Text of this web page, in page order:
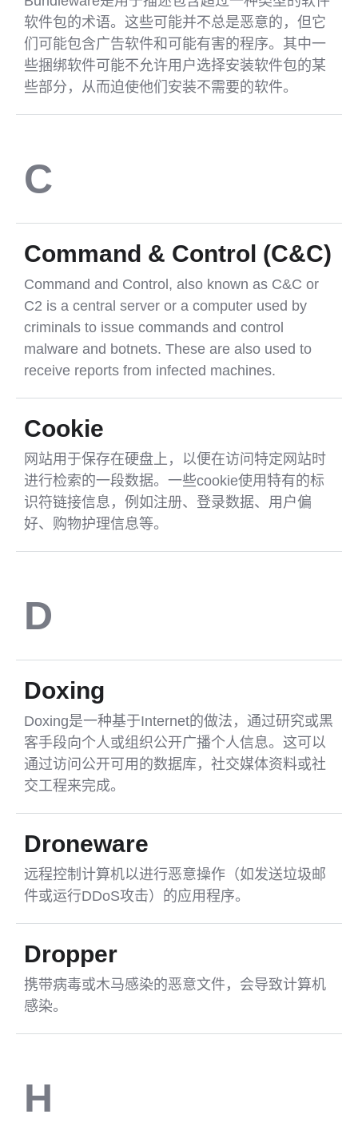
软件包的术语。这些可能并不总是恶意的，但它
们可能包含广告软件和可能有害的程序。其中一
些捆绑软件可能不允许用户选择安装软件包的某
些部分，从而迫使他们安装不需要的软件。
C
Command & Control (C&C)
Command and Control, also known as C&C or
C2 is a central server or a computer used by
criminals to issue commands and control
malware and botnets. These are also used to
receive reports from infected machines.
Cookie
网站用于保存在硬盘上，以便在访问特定网站时
进行检索的一段数据。一些cookie使用特有的标
识符链接信息，例如注册、登录数据、用户偏
好、购物护理信息等。
D
Doxing
Doxing是一种基于Internet的做法，通过研究或黑
客手段向个人或组织公开广播个人信息。这可以
通过访问公开可用的数据库，社交媒体资料或社
交工程来完成。
Droneware
远程控制计算机以进行恶意操作（如发送垃圾邮
件或运行DDoS攻击）的应用程序。
Dropper
携带病毒或木马感染的恶意文件，会导致计算机
感染。
H